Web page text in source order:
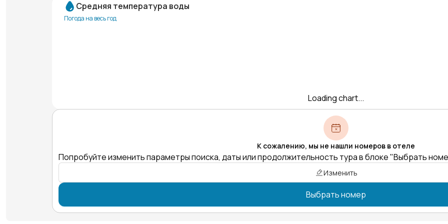
Средняя температура воды
Погода на весь год
Loading chart...
К сожалению, мы не нашли номеров в отеле
Попробуйте изменить параметры поиска, даты или продолжительность тура в блоке "Выбрать
Изменить
Выбрать номер